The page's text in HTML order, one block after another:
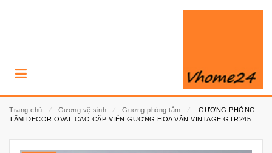
Trang chủ ⁄ Gương vệ sinh ⁄ Gương phòng tắm ⁄
GƯƠNG PHÒNG
TẮM DECOR OVAL CAO CẤP VIỀN GƯƠNG HOA VĂN VINTAGE GTR245